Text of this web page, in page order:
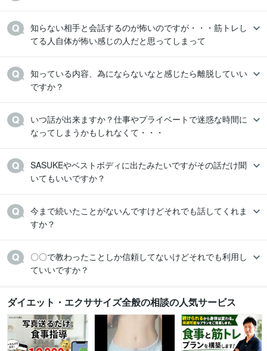
知らない相手と会話するのが怖いのですが・・・筋トレし
てる人自体が怖い感じの人だと思ってしまって
知っている内容、為にならないなと感じたら離脱していい
ですか？
いつ話が出来ますか？仕事やプライベートで迷惑な時間に
なってしまうかもしれなくて・・・
SASUKEやベストボディに出たみたいですがその話だけ聞
いてもいいですか？
今まで続いたことがないんですけどそれでも話してくれま
すか？
〇〇で教わったことしか信頼してないけどそれでも利用し
ていいですか？
ダイエット・エクササイズ全般の相談の人気サービス